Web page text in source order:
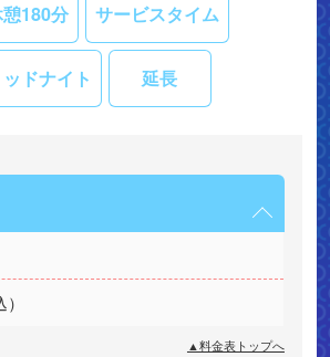
180分 サービスタイム
ッドナイト 延長
▲料金表トップへ